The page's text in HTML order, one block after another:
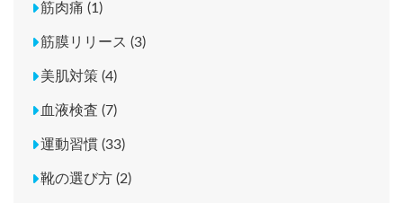
筋肉痛 (1)
筋膜リリース (3)
美肌対策 (4)
血液検査 (7)
運動習慣 (33)
靴の選び方 (2)